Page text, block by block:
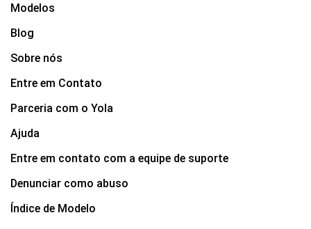
Modelos
Blog
Sobre nós
Entre em Contato
Parceria com o Yola
Ajuda
Entre em contato com a equipe de suporte
Denunciar como abuso
Índice de Modelo